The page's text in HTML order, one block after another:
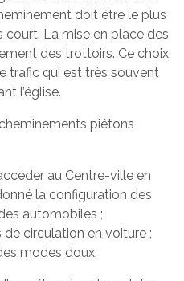
doit être le plus
court. La mise en place des
des trottoirs. Ce choix
trafic qui est très souvent
l’église.
piétons
au Centre-ville en
la configuration des
automobiles ;
circulation en voiture ;
modes doux.